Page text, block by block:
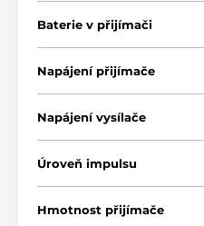
o unikátní
nenabízejí. Můžete tedy
varovnou zónu, což je
není neobvyklé). Šířka zóny
Baterie v přijímači
Napájení přijímače
Napájení vysílače
Úroveň impulsu
Hmotnost přijímače